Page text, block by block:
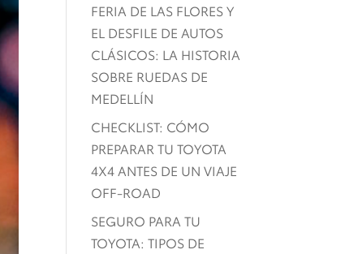
FERIA DE LAS FLORES Y
EL DESFILE DE AUTOS
CLÁSICOS: LA HISTORIA
SOBRE RUEDAS DE
MEDELLÍN
CHECKLIST: CÓMO
PREPARAR TU TOYOTA
4X4 ANTES DE UN VIAJE
OFF-ROAD
SEGURO PARA TU
TOYOTA: TIPOS DE